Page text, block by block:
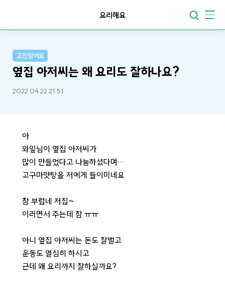
요리해요
고민있어요
옆집 아저씨는 왜 요리도 잘하나요?
2022.04.22 21:51
아
와잎님이 옆집 아저씨가
많이 만들었다고 나눔하셨다며…
고구마맛탕을 저에게 들이미네요
참 부럽네 저집~
이러면서 주는데 참 ㅠㅠ
아니 옆집 아저씨는 돈도 잘벌고
운동도 열심히 하시고
근데 왜 요리까지 잘하실까요?